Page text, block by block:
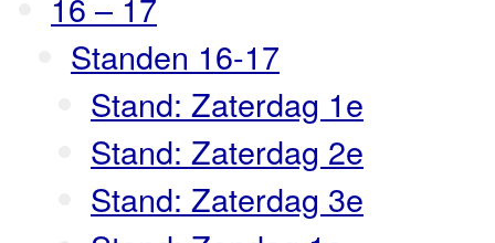
Standen 16-17
Stand: Zaterdag 1e
Stand: Zaterdag 2e
Stand: Zaterdag 3e